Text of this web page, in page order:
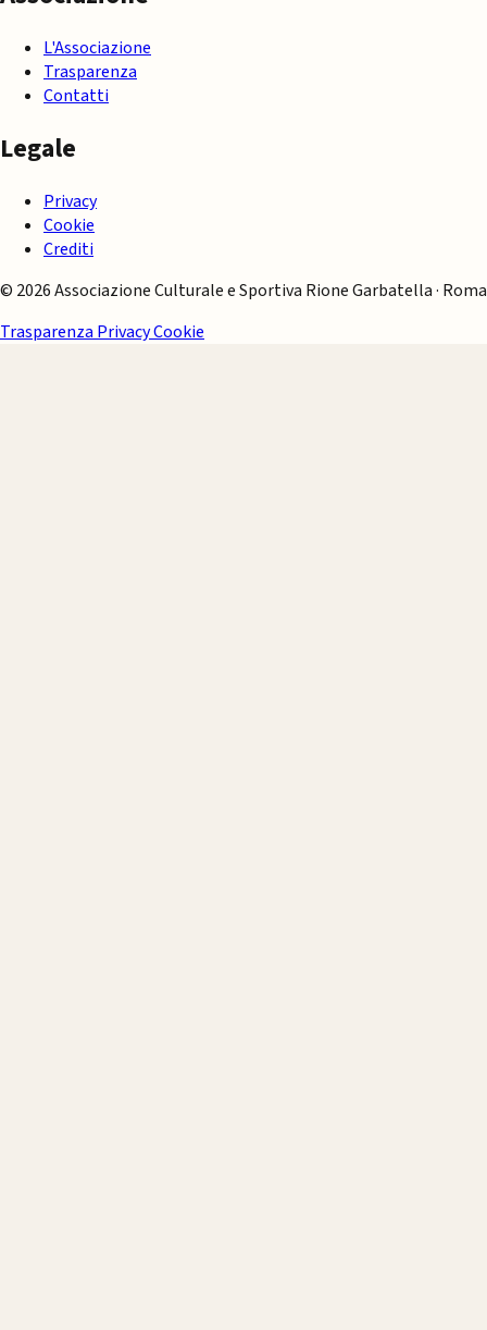
L'Associazione
Trasparenza
Contatti
Legale
Privacy
Cookie
Crediti
© 2026 Associazione Culturale e Sportiva Rione Garbatella · Roma
Trasparenza PrivacyCookie